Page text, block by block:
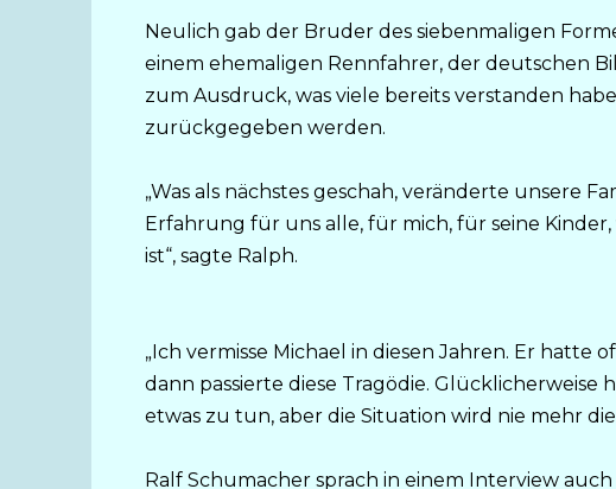
Neulich gab der Bruder des siebenmaligen
einem ehemaligen Rennfahrer, der deutschen
zum Ausdruck, was viele bereits verstanden
zurückgegeben werden.
„Was als nächstes geschah, veränderte unsere
Erfahrung für uns alle, für mich, für seine
ist“, sagte Ralph.
„Ich vermisse Michael in diesen Jahren. Er hatte
dann passierte diese Tragödie.
etwas zu tun, aber die Situation wird nie mehr die
Ralf Schumacher sprach in einem Interview